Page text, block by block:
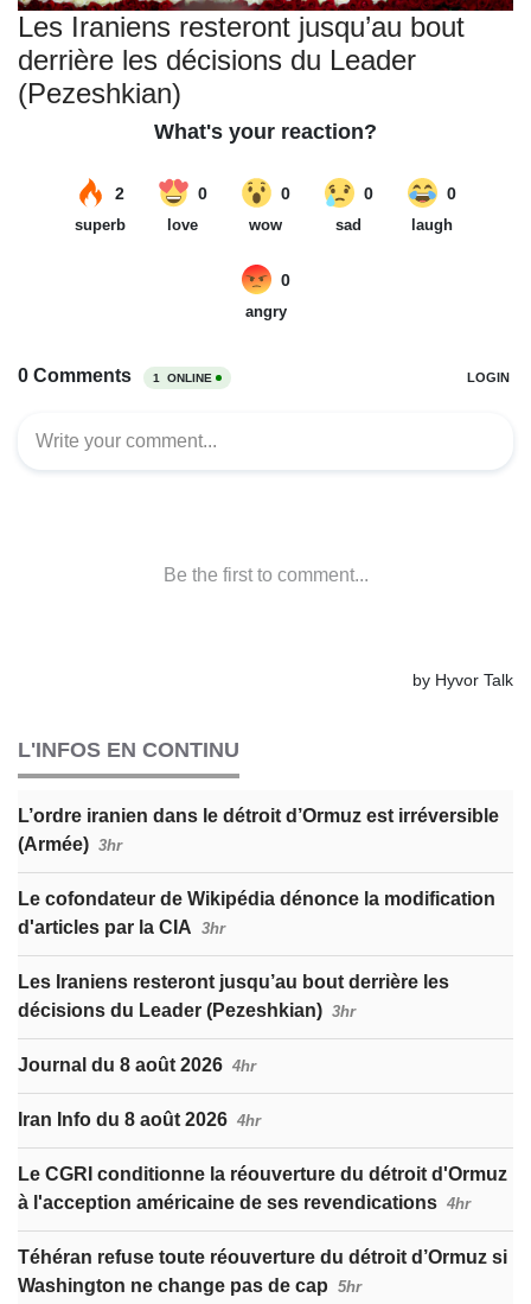
Les Iraniens resteront jusqu’au bout
derrière les décisions du Leader
(Pezeshkian)
L'INFOS EN CONTINU
L’ordre iranien dans le détroit d’Ormuz est irréversible
(Armée) 3hr
Le cofondateur de Wikipédia dénonce la modification
d'articles par la CIA 3hr
Les Iraniens resteront jusqu’au bout derrière les
décisions du Leader (Pezeshkian) 3hr
Journal du 8 août 2026 4hr
Iran Info du 8 août 2026 4hr
Le CGRI conditionne la réouverture du détroit d'Ormuz
à l'acception américaine de ses revendications 4hr
Téhéran refuse toute réouverture du détroit d’Ormuz si
Washington ne change pas de cap 5hr